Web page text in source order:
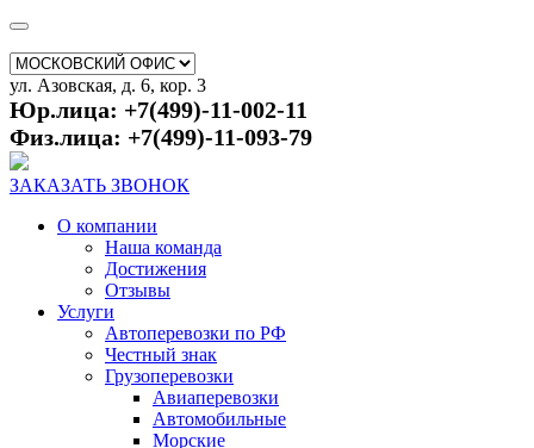
ул. Азовская, д. 6, кор. 3
Юр.лица: +7(499)-11-002-11
Физ.лица: +7(499)-11-093-79
ЗАКАЗАТЬ ЗВОНОК
О компании
Наша команда
Достижения
Отзывы
Услуги
Автоперевозки по РФ
Честный знак
Грузоперевозки
Авиаперевозки
Автомобильные
Морские